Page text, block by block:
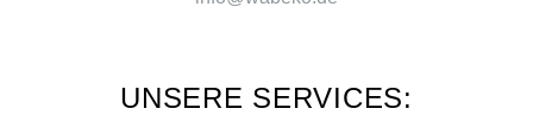
UNSERE SERVICES: